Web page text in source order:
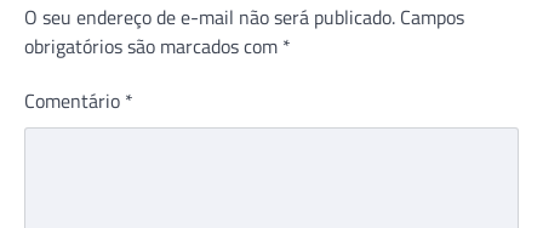
O seu endereço de e-mail não será publicado. Campos
obrigatórios são marcados com *
Comentário *